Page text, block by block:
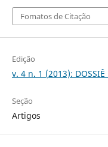
Fomatos de Citação
Edição
v. 4 n. 1 (2013): DOSSIÊ
Seção
Artigos